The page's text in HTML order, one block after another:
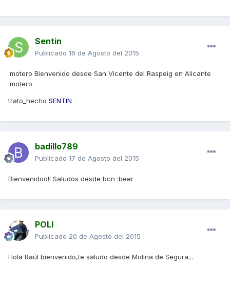
Sentin
Publicado 16 de Agosto del 2015
:motero Bienvenido desde San Vicente del Raspeig en Alicante
:motero
trato_hecho SENTIN
badillo789
Publicado 17 de Agosto del 2015
Bienvenidoo!! Saludos desde bcn :beer
POLI
Publicado 20 de Agosto del 2015
Hola Raúl bienvenido,te saludo desde Molina de Segura...